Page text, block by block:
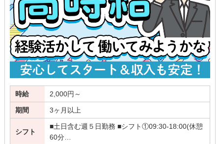
時給 2,000円～
期間 3ヶ月以上
シフト
■土日含む週５日勤務 ■シフト①09:30-18:00(休憩
60分…